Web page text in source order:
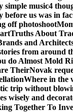
simple music4
before us was in
off photoshoot
Truths About
and
from around
do Almost Mold
TheirNovak
Where in the
trip without
wisely and
Together To